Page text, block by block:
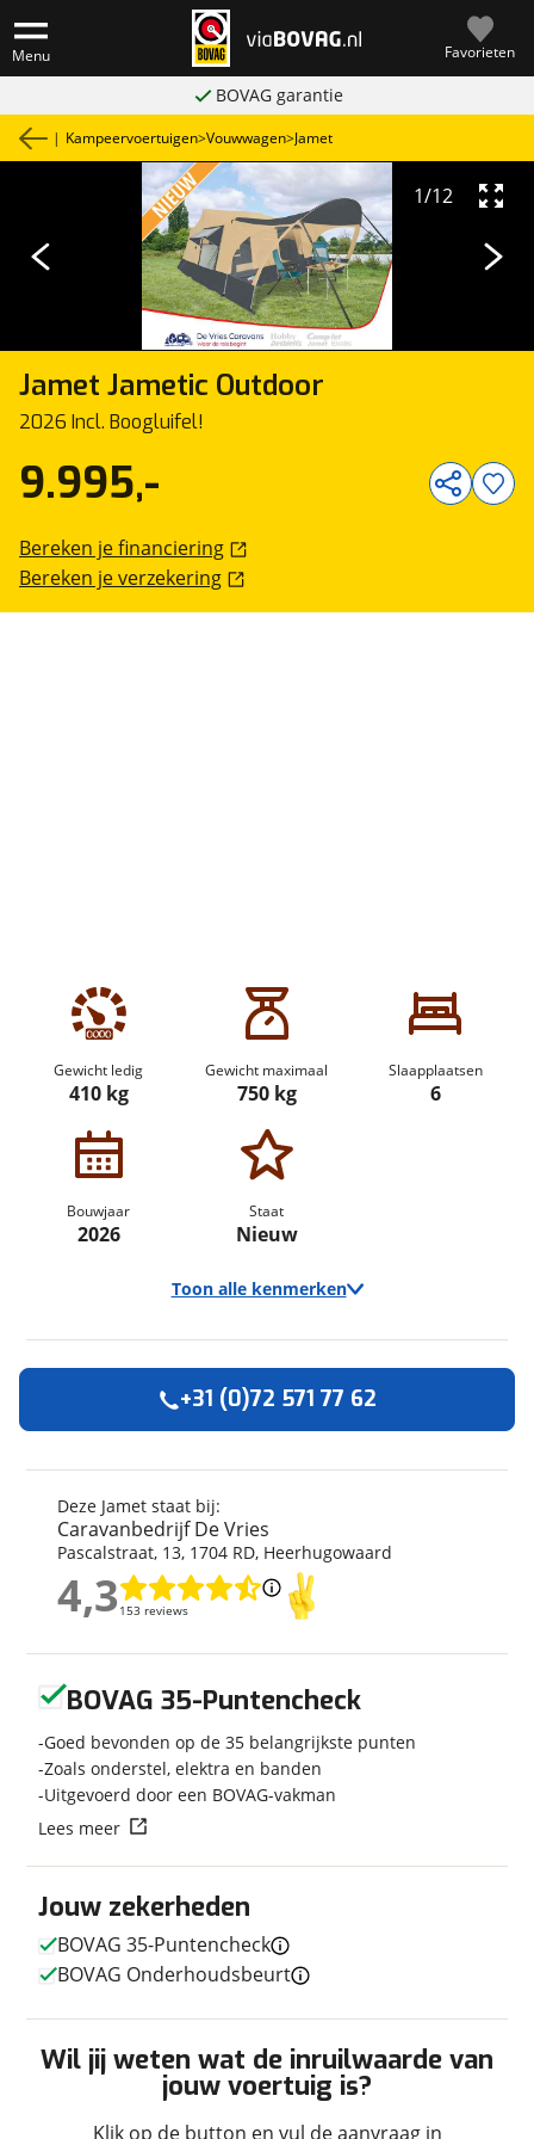
Menu Favorieten
BOVAG garantie
| Kampeervoertuigen>Vouwwagen>Jamet
Jamet Jametic Outdoor
2026 Incl. Boogluifel!
1/12
Gewicht ledig
410 kg
Gewicht maximaal
750 kg
Slaapplaatsen
6
Bouwjaar
2026
Staat
Nieuw
Toon alle kenmerken
Merk
Jamet
Model
Uitvoering
Bouwjaar
2026
Modeljaar
2026
Vouwwagen
Soort voertuig
Vouwwagen
Nieuw of occasion
Nieuw
Afmetingen en gewicht
Massa ledig voertuig
Maximaal toelaatbaar
gewicht
750 kg
In- en exterieur
Aantal slaapplaatsen
9.995,-
Bereken je financiering
Bereken je verzekering
Deze Jamet staat bij:
Caravanbedrijf De Vries
Pascalstraat, 13, 1704 RD, Heerhugowaard
4,3 153 reviews
4,3
+31 (0)72 571 77 62
Jouw zekerheden
BOVAG 35-Puntencheck
BOVAG Onderhoudsbeurt
Wil jij weten wat de inruilwaarde van
jouw voertuig is?
Klik op de button en vul de aanvraag in
BOVAG 35-Puntencheck
Goed bevonden op de 35 belangrijkste punten
Zoals onderstel, elektra en banden
Uitgevoerd door een BOVAG-vakman
Lees meer